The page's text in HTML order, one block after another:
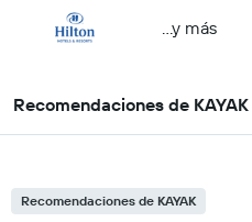
...y más
Recomendaciones de KAYAK
Recomendaciones de KAYAK